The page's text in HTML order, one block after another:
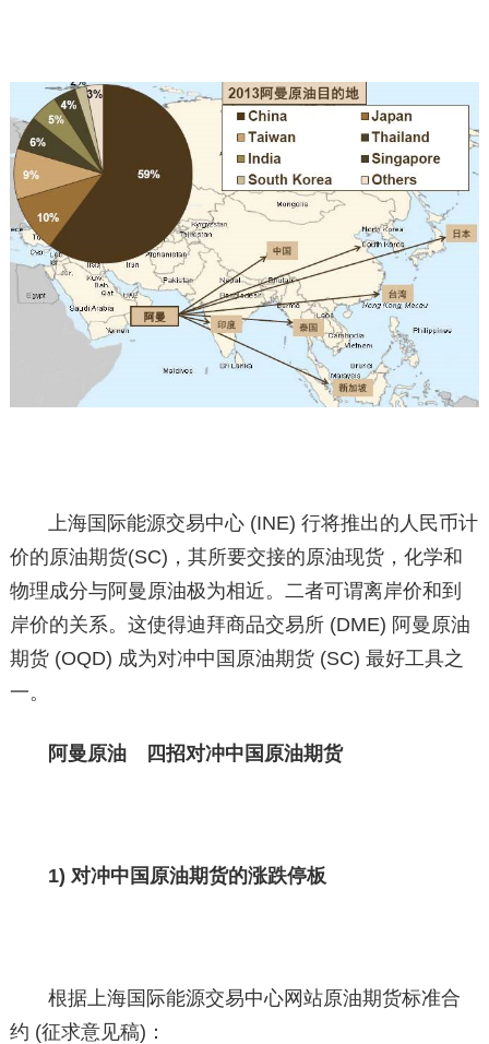
上海国际能源交易中心 (INE) 行将推出的人民币计
价的原油期货(SC)，其所要交接的原油现货，化学和
物理成分与阿曼原油极为相近。二者可谓离岸价和到
岸价的关系。这使得迪拜商品交易所 (DME) 阿曼原油
期货 (OQD) 成为对冲中国原油期货 (SC) 最好工具之
一。
阿曼原油 四招对冲中国原油期货
1) 对冲中国原油期货的涨跌停板
根据上海国际能源交易中心网站原油期货标准合
约 (征求意见稿)：